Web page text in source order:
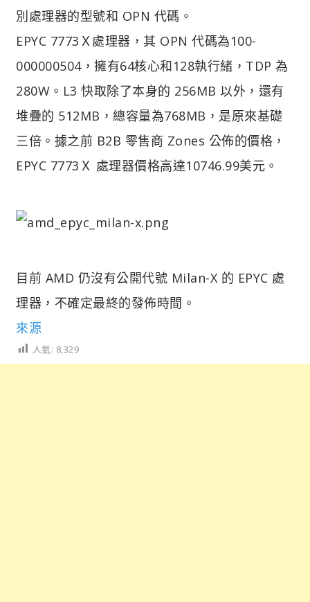
別處理器的型號和 OPN 代碼。
EPYC 7773Ｘ處理器，其 OPN 代碼為100-
000000504，擁有64核心和128執行緒，TDP 為
280W。L3 快取除了本身的 256MB 以外，還有
堆疊的 512MB，總容量為768MB，是原來基礎
三倍。據之前 B2B 零售商 Zones 公佈的價格，
EPYC 7773Ｘ 處理器價格高達10746.99美元。
目前 AMD 仍沒有公開代號 Milan-X 的 EPYC 處
理器，不確定最終的發佈時間。
來源
人氣: 8,329